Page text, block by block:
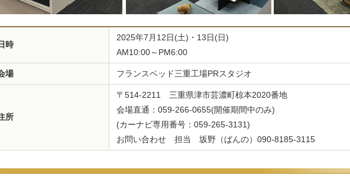
時
2025年7月12日(土)・13日(日)
AM10:00～PM6:00
場 フランスベッド三重工場PRスタジオ
所
〒514-2211 三重県津市芸濃町椋本2020番地
会場直通：059-266-0655(開催期間中のみ)
(カーナビ専用番号：059-265-3131)
お問い合わせ 担当 坂野（ばんの）090-8185-3115